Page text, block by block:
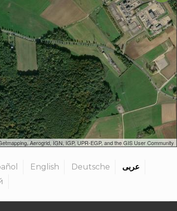
Aerogrid, IGN, IGP, UPR-EGP, and the GIS User Community
عربى Deutsche
English